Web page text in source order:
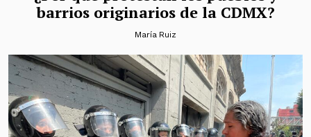
barrios originarios de la CDMX?
María Ruiz